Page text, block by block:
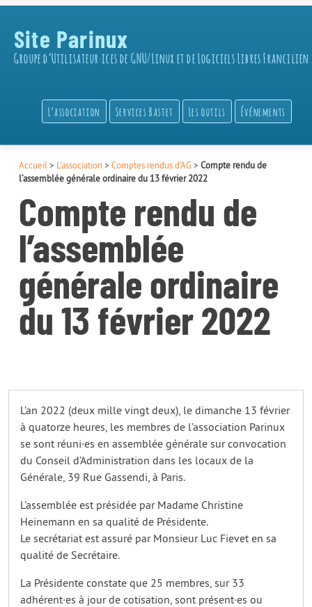
Site Parinux
Groupe d’Utilisateur·ices de GNU/Linux et de Logiciels Libres Francilien
L’association Services Bastet Les outils Événements
Accueil > L’association> Comptes rendus d’AG> Compte rendu de
l’assemblée générale ordinaire du 13 février 2022
Compte rendu de
l’assemblée
générale ordinaire
du 13 février 2022
L’an 2022 (deux mille vingt deux), le dimanche 13 février
à quatorze heures, les membres de l’association Parinux
se sont réuni·es en assemblée générale sur convocation
du Conseil d’Administration dans les locaux de la
Générale, 39 Rue Gassendi, à Paris.
L’assemblée est présidée par Madame Christine
Heinemann en sa qualité de Présidente.
Le secrétariat est assuré par Monsieur Luc Fievet en sa
qualité de Secrétaire.
La Présidente constate que 25 membres, sur 33
adhérent·es à jour de cotisation, sont présent·es ou